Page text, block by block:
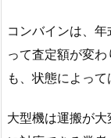
コンバインは、
って査定額が変
も、状態によって
大型機は運搬が